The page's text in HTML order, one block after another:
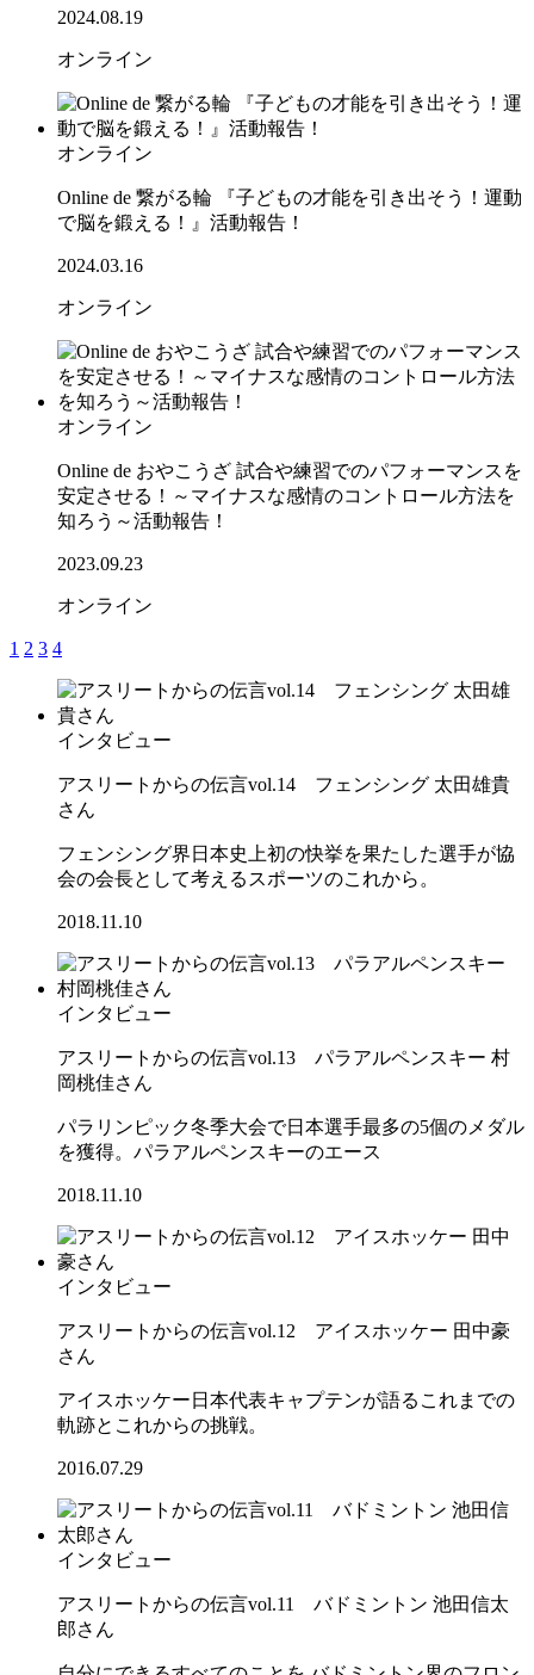
2024.08.19
オンライン
オンライン
Online de 繋がる輪 『子どもの才能を引き出そう！運動
で脳を鍛える！』活動報告！
2024.03.16
オンライン
オンライン
Online de おやこうざ 試合や練習でのパフォーマンスを
安定させる！～マイナスな感情のコントロール方法を
知ろう～活動報告！
2023.09.23
オンライン
1 2 3 4
インタビュー
アスリートからの伝言vol.14 フェンシング 太田雄貴
さん
フェンシング界日本史上初の快挙を果たした選手が協
会の会長として考えるスポーツのこれから。
2018.11.10
インタビュー
アスリートからの伝言vol.13 パラアルペンスキー 村
岡桃佳さん
パラリンピック冬季大会で日本選手最多の5個のメダル
を獲得。パラアルペンスキーのエース
2018.11.10
インタビュー
アスリートからの伝言vol.12 アイスホッケー 田中豪
さん
アイスホッケー日本代表キャプテンが語るこれまでの
軌跡とこれからの挑戦。
2016.07.29
インタビュー
アスリートからの伝言vol.11 バドミントン 池田信太
郎さん